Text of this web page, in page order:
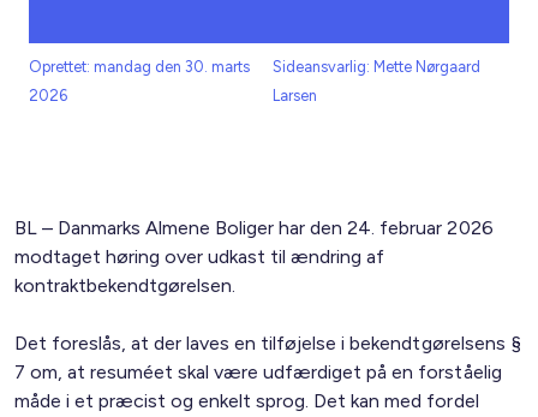
Oprettet: mandag den 30. marts
2026
Sideansvarlig: Mette Nørgaard
Larsen
BL – Danmarks Almene Boliger har den 24. februar 2026
modtaget høring over udkast til ændring af
kontraktbekendtgørelsen.
Det foreslås, at der laves en tilføjelse i bekendtgørelsens §
7 om, at resuméet skal være udfærdiget på en forståelig
måde i et præcist og enkelt sprog. Det kan med fordel